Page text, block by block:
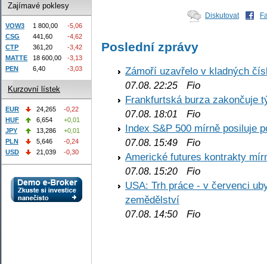
Diskutovat
Poslední zprávy
Zámoří uzavřelo v kladných
07.08. 22:25 Fio
Frankfurtská burza zakončuje
07.08. 18:01
Fio
Index S&P 500 mírně posiluje
07.08. 15:49 Fio
Americké futures kontrakty
07.08. 15:20 Fio
USA: Trh práce - v červenci
zemědělství
07.08. 14:50 Fio
Zajímavé poklesy
VOW3 1 800,00
-5,06
CSG
441,60
-4,62
CTP
361,20
-3,42
MATTE
18 600,00
-3,13
PEN
6,40 -3,03
Kurzovní lístek
EUR 24,265
-0,22
HUF
6,654
+0,01
JPY
13,286
+0,01
PLN
5,646
-0,24
USD
21,039 -0,30